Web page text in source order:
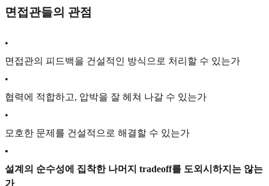
면접관들의 관점
•
면접관의 피드백을 건설적인 방식으로 처리할 수 있는가
•
협력에 적합하고, 압박을 잘 헤쳐 나갈 수 있는가
•
모호한 문제를 건설적으로 해결할 수 있는가
•
설계의 순수성에 집착한 나머지 tradeoff를 도외시하지는 않는
가